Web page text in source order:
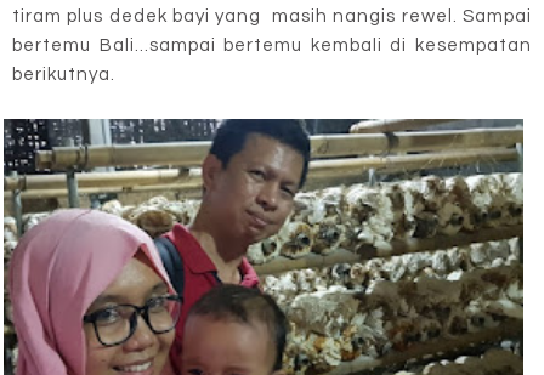
tiram plus dedek bayi yang masih nangis rewel. Sampai
bertemu Bali...sampai bertemu kembali di kesempatan
berikutnya.